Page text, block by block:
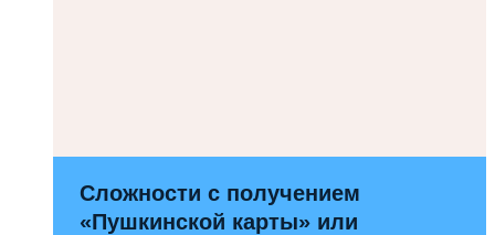
Сложности с получением
«Пушкинской карты» или